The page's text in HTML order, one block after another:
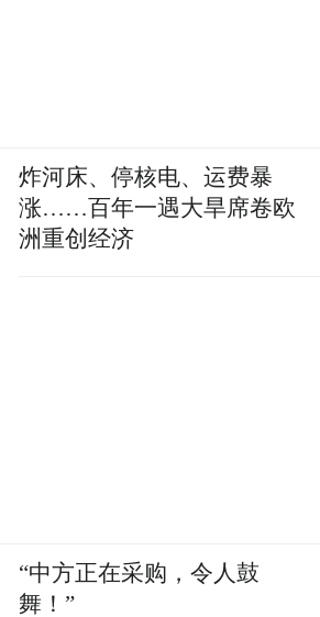
炸河床、停核电、运费暴
涨……百年一遇大旱席卷欧
洲重创经济
“中方正在采购，令人鼓
舞！”